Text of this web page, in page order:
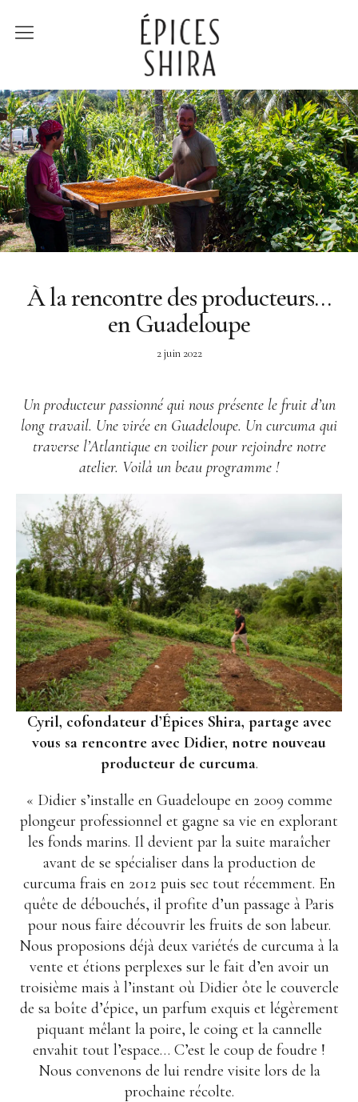
Épices Shira
Revenir à la boutique
Recettes
À la rencontre des
producteurs
Lumière sur…
À la rencontre des producteurs…
en Guadeloupe
2 juin 2022
Un producteur passionné qui nous présente le fruit d’un
long travail. Une virée en Guadeloupe. Un curcuma qui
traverse l’Atlantique en voilier pour rejoindre notre
atelier. Voilà un beau programme !
Cyril, cofondateur d’Épices Shira, partage avec
vous sa rencontre avec Didier, notre nouveau
producteur de curcuma.
« Didier s’installe en Guadeloupe en 2009 comme
plongeur professionnel et gagne sa vie en explorant
les fonds marins. Il devient par la suite maraîcher
avant de se spécialiser dans la production de
curcuma frais en 2012 puis sec tout récemment. En
quête de débouchés, il profite d’un passage à Paris
pour nous faire découvrir les fruits de son labeur.
Nous proposions déjà deux variétés de curcuma à la
vente et étions perplexes sur le fait d’en avoir un
troisième mais à l’instant où Didier ôte le couvercle
de sa boîte d’épice, un parfum exquis et légèrement
piquant mêlant la poire, le coing et la cannelle
envahit tout l’espace… C’est le coup de foudre !
Nous convenons de lui rendre visite lors de la
prochaine récolte.